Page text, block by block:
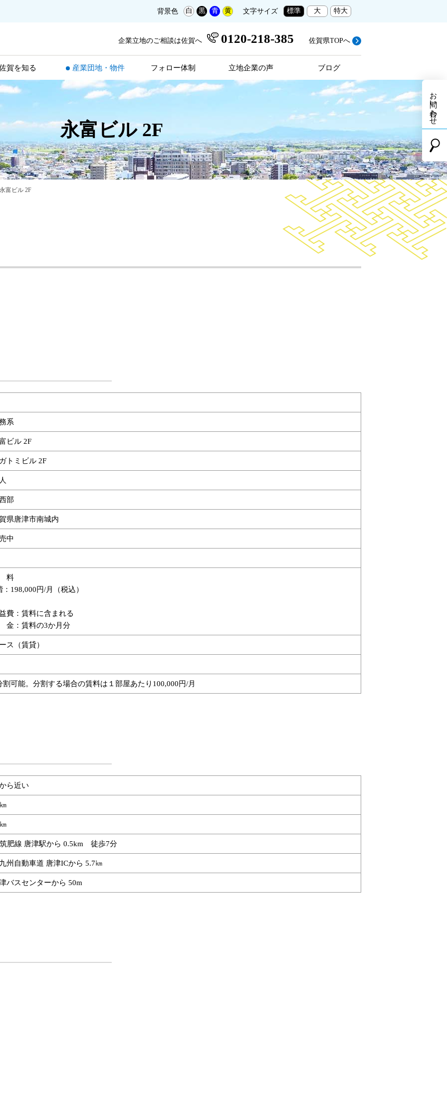
背景色 白 黒 青 黄 文字サイズ 標準 大 特大
企業立地のご相談は佐賀へ 0120-218-385 佐賀県TOPへ
賀を知る 産業団地・物件 フォロー体制 立地企業の声 ブログ
お問い合わせ
永富ビル 2F
富ビル 2F
系
ビル 2F
トミビル 2F
部
県唐津市南城内
中
料
：198,000円/月（税込）
費：賃料に含まれる
金：賃料の3か月分
ス（賃貸）
割可能。分割する場合の賃料は１部屋あたり100,000円/月
ら近い
肥線 唐津駅から 0.5km 徒歩7分
州自動車道 唐津ICから 5.7㎞
バスセンターから 50m